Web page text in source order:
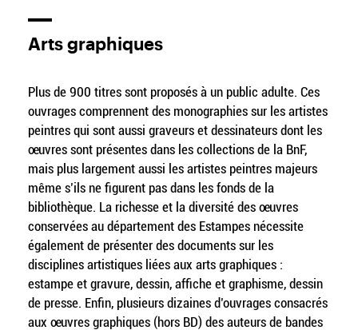
Arts graphiques
Plus de 900 titres sont proposés à un public adulte. Ces
ouvrages comprennent des monographies sur les artistes
peintres qui sont aussi graveurs et dessinateurs dont les
œuvres sont présentes dans les collections de la BnF,
mais plus largement aussi les artistes peintres majeurs
même s’ils ne figurent pas dans les fonds de la
bibliothèque. La richesse et la diversité des œuvres
conservées au département des Estampes nécessite
également de présenter des documents sur les
disciplines artistiques liées aux arts graphiques :
estampe et gravure, dessin, affiche et graphisme, dessin
de presse. Enfin, plusieurs dizaines d’ouvrages consacrés
aux œuvres graphiques (hors BD) des auteurs de bandes